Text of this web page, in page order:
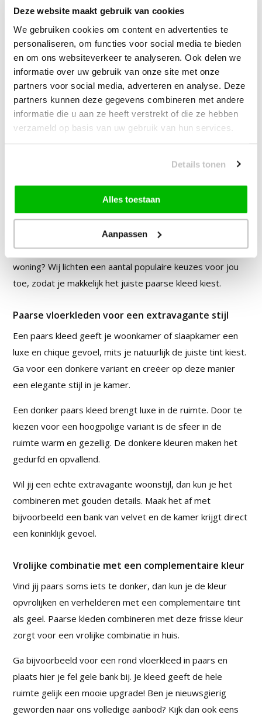
Deze website maakt gebruik van cookies
We gebruiken cookies om content en advertenties te
personaliseren, om functies voor social media te bieden
en om ons websiteverkeer te analyseren. Ook delen we
informatie over uw gebruik van onze site met onze
partners voor social media, adverteren en analyse. Deze
partners kunnen deze gegevens combineren met andere
informatie die u aan ze heeft verstrekt of die ze hebben
verzameld op basis van uw gebruik van hun services.
Details tonen
Alles toestaan
Aanpassen
Basic Rond Shaggy Kader
vloerkleed Paars...
Deliverytime
Niet op voorraad
49,95 35,-
Welke paarse vloerkleden passen bij mijn interieur?
Paarsevloerkledenkomen in ontzettend veel tinten,
materialen en formaten. Er is voor elke ruimte een
geschikte variant, maar welke past er het beste in jouw
woning? Wij lichten een aantal populaire keuzes voor jou
toe, zodat je makkelijk het juiste paarse kleed kiest.
Paarse vloerkleden voor een extravagante stijl
Een paars kleed geeft je woonkamer of slaapkamer een
luxe en chique gevoel, mits je natuurlijk de juiste tint kiest.
Ga voor een donkere variant en creëer op deze manier
een elegante stijl in je kamer.
Een donker paars kleed brengt luxe in de ruimte. Door te
kiezen voor een hoogpolige variant is de sfeer in de
ruimte warm en gezellig. De donkere kleuren maken het
gedurfd en opvallend.
Wil jij een echte extravagante woonstijl, dan kun je het
combineren met gouden details. Maak het af met
bijvoorbeeld een bank van velvet en de kamer krijgt direct
een koninklijk gevoel.
Vrolijke combinatie met een complementaire kleur
Vind jij paars soms iets te donker, dan kun je de kleur
opvrolijken en verhelderen met een complementaire tint
als geel. Paarse kleden combineren met deze frisse kleur
zorgt voor een vrolijke combinatie in huis.
Ga bijvoorbeeld voor een rond vloerkleed in paars en
plaats hier je fel gele bank bij. Je kleed geeft de hele
ruimte gelijk een mooie upgrade! Ben je nieuwsgierig
geworden naar ons volledige aanbod? Kijk dan ook eens